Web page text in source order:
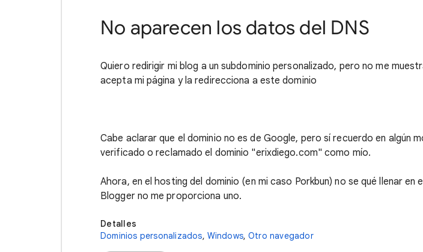
No aparecen los datos del DNS
Quiero redirigir mi blog a un subdominio personalizado, pero no me
acepta mi página y la redirecciona a este dominio
Cabe aclarar que el dominio no es de Google, pero sí recuerdo en algún
verificado o reclamado el dominio "erixdiego.com" como mío.
Ahora, en el hosting del dominio (en mi caso Porkbun) no se qué llenar en
Blogger no me proporciona uno.
Detalles
Dominios personalizados, Windows, Otro navegador